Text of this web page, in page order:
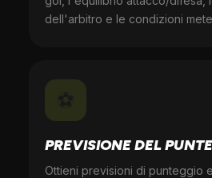
dell'arbitro e le condizioni
PREVISIONE DEL
Ottieni previsioni di punteggio